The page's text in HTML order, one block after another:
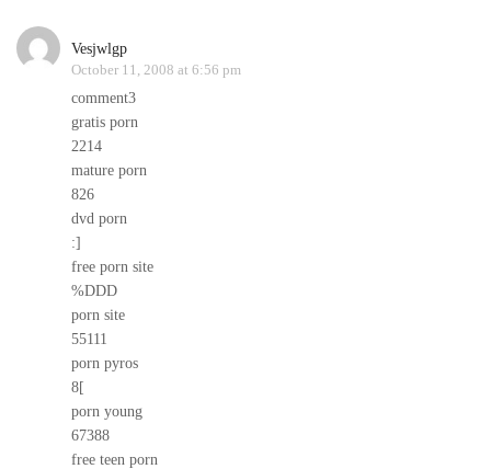
Vesjwlgp
October 11, 2008 at 6:56 pm
comment3
gratis porn
2214
mature porn
826
dvd porn
:]
free porn site
%DDD
porn site
55111
porn pyros
8[
porn young
67388
free teen porn